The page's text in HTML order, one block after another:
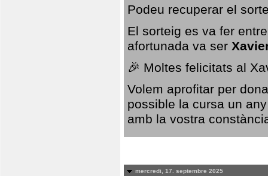
Podeu recuperar el
El sorteig es va fer
afortunada va ser
🎉 Moltes felicitats al
Volem aprofitar per
possible la cursa un
amb la vostra
mercredi, 17. septembre 2025